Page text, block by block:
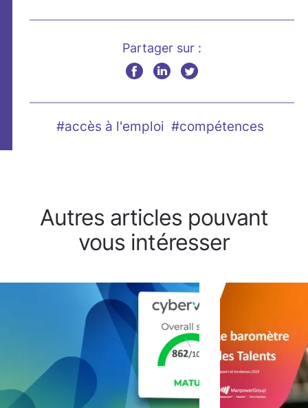
Partager sur :
#accès à l'emploi #compétences
Autres articles pouvant
vous intéresser